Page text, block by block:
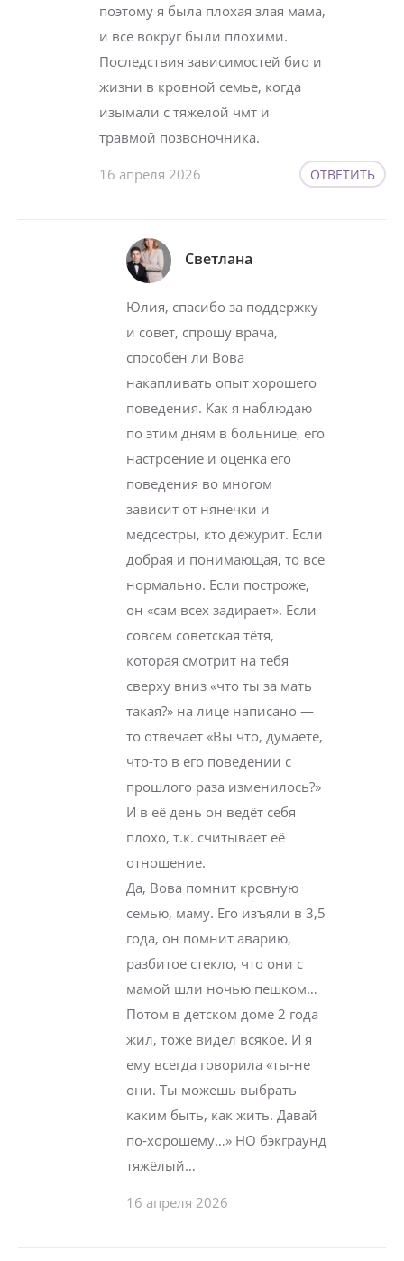
поэтому я была плохая злая мама,
и все вокруг были плохими.
Последствия зависимостей био и
жизни в кровной семье, когда
изымали с тяжелой чмт и
травмой позвоночника.
16 апреля 2026 ОТВЕТИТЬ
Светлана
Юлия, спасибо за поддержку
и совет, спрошу врача,
способен ли Вова
накапливать опыт хорошего
поведения. Как я наблюдаю
по этим дням в больнице, его
настроение и оценка его
поведения во многом
зависит от нянечки и
медсестры, кто дежурит. Если
добрая и понимающая, то все
нормально. Если построже,
он «сам всех задирает». Если
совсем советская тётя,
которая смотрит на тебя
сверху вниз «что ты за мать
такая?» на лице написано —
то отвечает «Вы что, думаете,
что-то в его поведении с
прошлого раза изменилось?»
И в её день он ведёт себя
плохо, т.к. считывает её
отношение.
Да, Вова помнит кровную
семью, маму. Его изъяли в 3,5
года, он помнит аварию,
разбитое стекло, что они с
мамой шли ночью пешком…
Потом в детском доме 2 года
жил, тоже видел всякое. И я
ему всегда говорила «ты-не
они. Ты можешь выбрать
каким быть, как жить. Давай
по-хорошему…» НО бэкграунд
тяжёлый…
16 апреля 2026